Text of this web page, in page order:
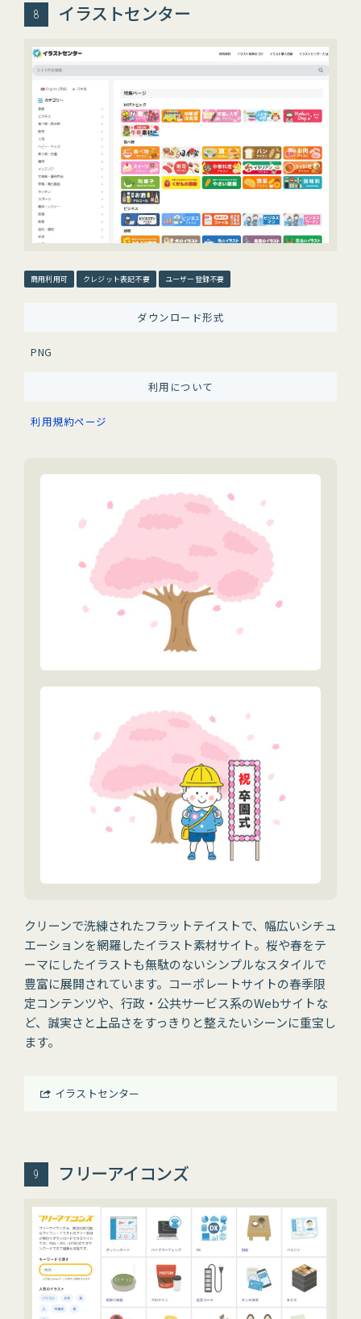
イラストセンター
商用利用可 クレジット表記不要 ユーザー登録不要
ダウンロード形式
PNG
利用について
利用規約ページ
クリーンで洗練されたフラットテイストで、幅広いシチュ
エーションを網羅したイラスト素材サイト。桜や春をテ
ーマにしたイラストも無駄のないシンプルなスタイルで
豊富に展開されています。コーポレートサイトの春季限
定コンテンツや、行政・公共サービス系のWebサイトな
ど、誠実さと上品さをすっきりと整えたいシーンに重宝し
ます。
イラストセンター
フリーアイコンズ